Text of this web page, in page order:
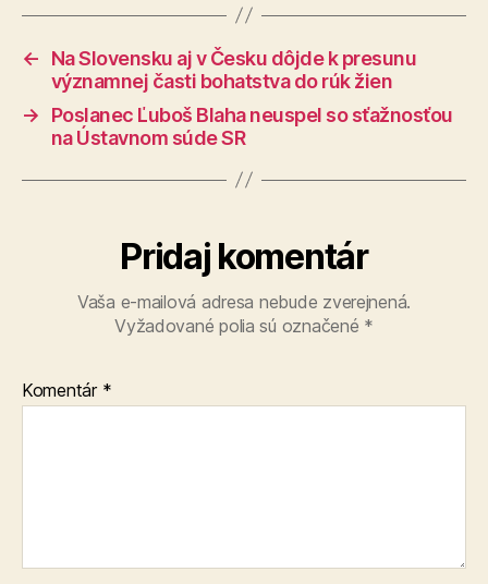
←
Na Slovensku aj v Česku dôjde k presunu
významnej časti bohatstva do rúk žien
→
Poslanec Ľuboš Blaha neuspel so sťažnosťou
na Ústavnom súde SR
Pridaj komentár
Vaša e-mailová adresa nebude zverejnená.
Vyžadované polia sú označené *
Komentár *